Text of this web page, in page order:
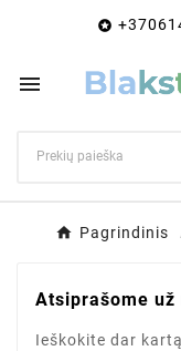


Pagrindinis
Atsiprašome už
Ieškokite dar